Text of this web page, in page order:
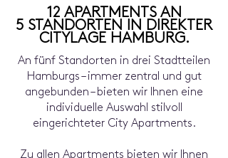
12 APARTMENTS AN
5 STANDORTEN IN DIREKTER
CITYLAGE HAMBURG.
An fünf Standorten in drei Stadtteilen
Hamburgs – immer zentral und gut
angebunden – bieten wir Ihnen eine
individuelle Auswahl stilvoll
eingerichteter City Apartments.
Zu allen Apartments bieten wir Ihnen